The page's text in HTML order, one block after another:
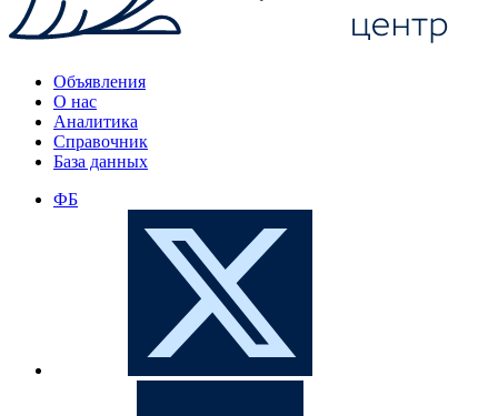
Объявления
О нас
Аналитика
Справочник
База данных
ФБ